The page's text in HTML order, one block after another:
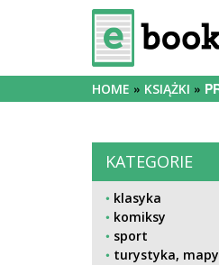
HOME KSIĄŻKI
KATEGORIE
klasyka
komiksy
sport
turystyka,